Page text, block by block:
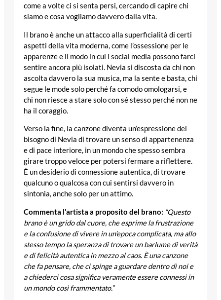
come a volte ci si senta persi, cercando di capire chi
siamo e cosa vogliamo davvero dalla vita.
Il brano è anche un attacco alla superficialità di certi
aspetti della vita moderna, come l’ossessione per le
apparenze e il modo in cui i social media possono farci
sentire ancora più isolati. Nevia si discosta da chi non
ascolta davvero la sua musica, ma la sente e basta, chi
segue le mode solo perché fa comodo omologarsi, e
chi non riesce a stare solo con sé stesso perché non ne
ha il coraggio.
Verso la fine, la canzone diventa un’espressione del
bisogno di Nevia di trovare un senso di appartenenza
e di pace interiore, in un mondo che spesso sembra
girare troppo veloce per potersi fermare a riflettere.
È un desiderio di connessione autentica, di trovare
qualcuno o qualcosa con cui sentirsi davvero in
sintonia, anche solo per un attimo.
Commenta l’artista a proposito del brano: “Questo
brano è un grido dal cuore, che esprime la frustrazione
e la confusione di vivere in un’epoca complicata, ma allo
stesso tempo la speranza di trovare un barlume di verità
e di felicità autentica in mezzo al caos. È una canzone
che fa pensare, che ci spinge a guardare dentro di noi e
a chiederci cosa significa veramente essere connessi in
un mondo così frammentato.”